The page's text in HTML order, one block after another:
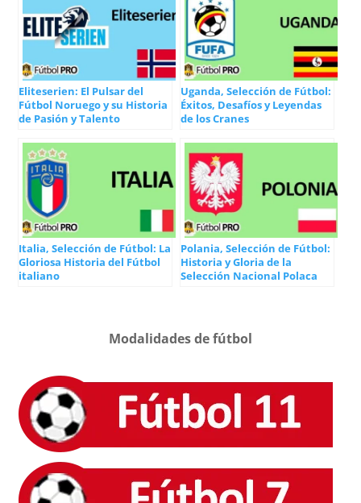
Eliteserien: El Pulsar del
Fútbol Noruego y su Historia
de Pasión y Talento
Uganda, Selección de Fútbol:
Éxitos, Desafíos y Leyendas
de los Cranes
Italia, Selección de Fútbol: La
Gloriosa Historia del Fútbol
italiano
Polania, Selección de Fútbol:
Historia y Gloria de la
Selección Nacional Polaca
Modalidades de fútbol